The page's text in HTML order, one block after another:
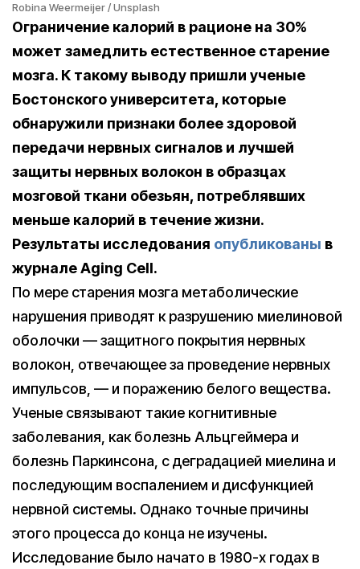
Robina Weermeijer / Unsplash
Ограничение калорий в рационе на 30%
может замедлить естественное старение
мозга. К такому выводу пришли ученые
Бостонского университета, которые
обнаружили признаки более здоровой
передачи нервных сигналов и лучшей
защиты нервных волокон в образцах
мозговой ткани обезьян, потреблявших
меньше калорий в течение жизни.
Результаты исследования опубликованы в
журнале Aging Cell.
По мере старения мозга метаболические
нарушения приводят к разрушению миелиновой
оболочки — защитного покрытия нервных
волокон, отвечающее за проведение нервных
импульсов, — и поражению белого вещества.
Ученые связывают такие когнитивные
заболевания, как болезнь Альцгеймера и
болезнь Паркинсона, с деградацией миелина и
последующим воспалением и дисфункцией
нервной системы. Однако точные причины
этого процесса до конца не изучены.
Исследование было начато в 1980-х годах в